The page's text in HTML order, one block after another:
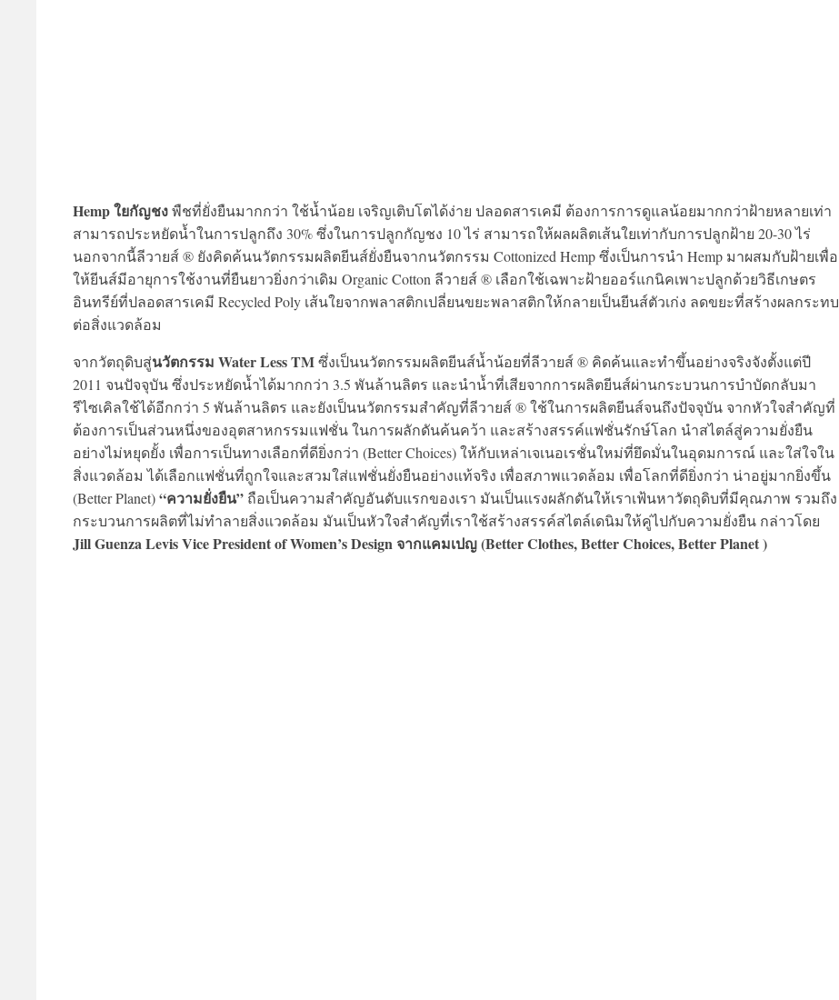
Hemp ใยกัญชงพืชที่ยั่งยืนมากกว่า ใช้น้ำน้อย เจริญเติบโตได้ง่าย ปลอดสารเคมี ต้องการการดูแลน้อยมากกว่าฝ้ายหลายเท่า
สามารถประหยัดน้ำในการปลูกถึง 30% ซึ่งในการปลูกกัญชง 10 ไร่ สามารถให้ผลผลิตเส้นใยเท่ากับการปลูกฝ้าย 20-30 ไร่
นอกจากนี้ลีวายส์ ® ยังคิดค้นนวัตกรรมผลิตยีนส์ยั่งยืนจากนวัตกรรม Cottonized Hemp ซึ่งเป็นการนำ Hemp มาผสมกับฝ้ายเพื่อ
ให้ยีนส์มีอายุการใช้งานที่ยืนยาวยิ่งกว่าเดิม Organic Cotton ลีวายส์ ® เลือกใช้เฉพาะฝ้ายออร์แกนิคเพาะปลูกด้วยวิธีเกษตร
อินทรีย์ที่ปลอดสารเคมี Recycled Poly เส้นใยจากพลาสติกเปลี่ยนขยะพลาสติกให้กลายเป็นยีนส์ตัวเก่ง ลดขยะที่สร้างผลกระทบ
ต่อสิ่งแวดล้อม
จากวัตถุดิบสู่นวัตกรรม Water Less TMซึ่งเป็นนวัตกรรมผลิตยีนส์น้ำน้อยที่ลีวายส์ ® คิดค้นและทำขึ้นอย่างจริงจังตั้งแต่ปี
2011 จนปัจจุบัน ซึ่งประหยัดน้ำได้มากกว่า 3.5 พันล้านลิตร และนำน้ำที่เสียจากการผลิตยีนส์ผ่านกระบวนการบำบัดกลับมา
รีไซเคิลใช้ได้อีกกว่า 5 พันล้านลิตร และยังเป็นนวัตกรรมสำคัญที่ลีวายส์ ® ใช้ในการผลิตยีนส์จนถึงปัจจุบัน จากหัวใจสำคัญที่
ต้องการเป็นส่วนหนึ่งของอุตสาหกรรมแฟชั่น ในการผลักดันค้นคว้า และสร้างสรรค์แฟชั่นรักษ์โลก นำสไตล์สู่ความยั่งยืน
อย่างไม่หยุดยั้ง เพื่อการเป็นทางเลือกที่ดียิ่งกว่า (Better Choices) ให้กับเหล่าเจเนอเรชั่นใหม่ที่ยึดมั่นในอุดมการณ์ และใส่ใจใน
สิ่งแวดล้อม ได้เลือกแฟชั่นที่ถูกใจและสวมใส่แฟชั่นยั่งยืนอย่างแท้จริง เพื่อสภาพแวดล้อม เพื่อโลกที่ดียิ่งกว่า น่าอยู่มากยิ่งขึ้น
(Better Planet)“ความยั่งยืน” ถือเป็นความสำคัญอันดับแรกของเรา มันเป็นแรงผลักดันให้เราเฟ้นหาวัตถุดิบที่มีคุณภาพ รวมถึง
กระบวนการผลิตที่ไม่ทำลายสิ่งแวดล้อม มันเป็นหัวใจสำคัญที่เราใช้สร้างสรรค์สไตล์เดนิมให้คู่ไปกับความยั่งยืน กล่าวโดย
Jill Guenza Levis Vice President of Women’s Designจากแคมเปญ (Better Clothes, Better Choices, Better Planet )